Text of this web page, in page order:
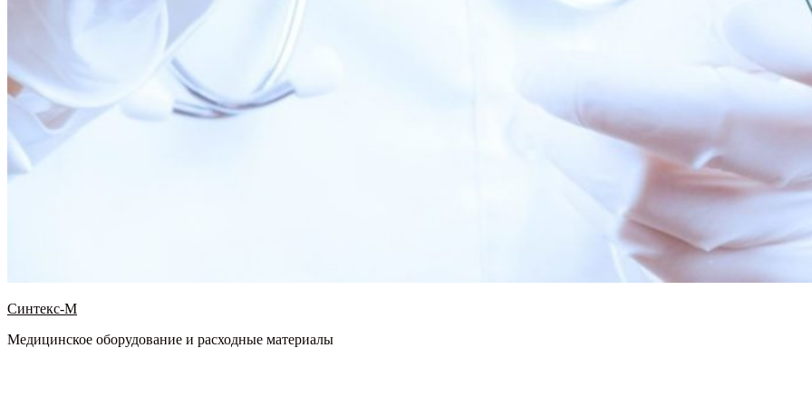
Синтекс-М
Медицинское оборудование и расходные материалы